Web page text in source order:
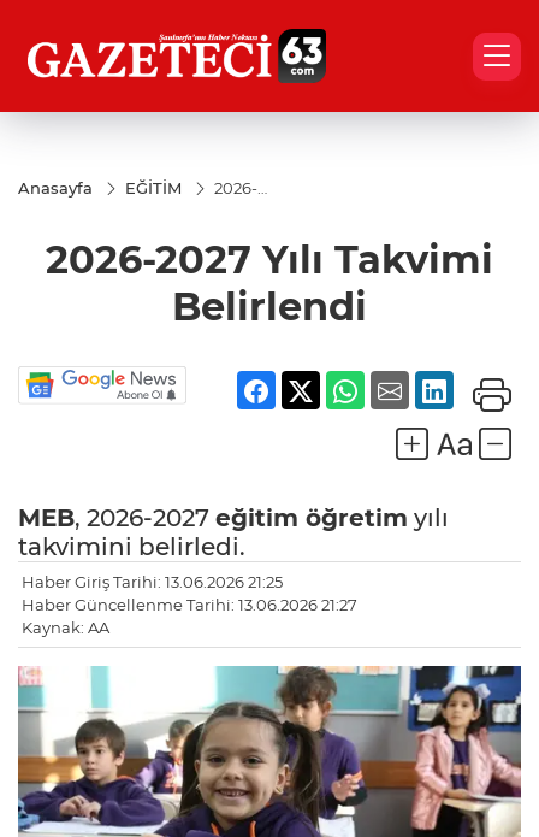
Anasayfa EĞİTİM
2026-
Belirlendi
2026-2027 Yılı Takvimi
Belirlendi
MEB, 2026-2027 eğitim öğretim yılı
takvimini belirledi.
Haber Giriş Tarihi: 13.06.2026 21:25
Haber Güncellenme Tarihi: 13.06.2026 21:27
Kaynak: AA